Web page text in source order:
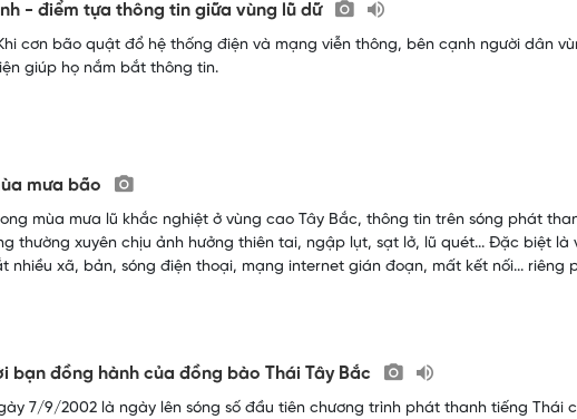
- điểm tựa thông tin giữa vùng lũ dữ
Khi cơn bão quật đổ hệ thống điện và mạng viễn thông, bên cạnh người dân
giúp họ nắm bắt thông tin.
mưa bão
mùa mưa lũ khắc nghiệt ở vùng cao Tây Bắc, thông tin trên sóng phát
thường xuyên chịu ảnh hưởng thiên tai, ngập lụt, sạt lở, lũ quét... Đặc biệt là
nhiều xã, bản, sóng điện thoại, mạng internet gián đoạn, mất kết nối... riêng
bạn đồng hành của đồng bào Thái Tây Bắc
7/9/2002 là ngày lên sóng số đầu tiên chương trình phát thanh tiếng Thái